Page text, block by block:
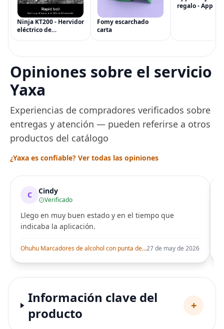
Ninja KT200 - Hervidor
eléctrico de
ajuste de temperatura
de Acero
Fomy escarchado
carta
regalo - App
Opiniones sobre el servicio
Yaxa
Experiencias de compradores verificados sobre
entregas y atención — pueden referirse a otros
productos del catálogo
¿Yaxa es confiable? Ver todas las opiniones
C Cindy
Verificado
Llego en muy buen estado y en el tiempo que
indicaba la aplicación.
Ohuhu Marcadores de alcohol con punta de pincel – Juego de marcadores artísticos de doble punta con certificación AP para artistas adultos27 de may de 2026
Información clave del
producto
+